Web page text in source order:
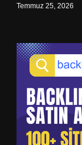
Temmuz 25, 2026